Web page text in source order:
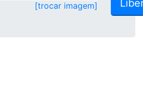
[trocar imagem]